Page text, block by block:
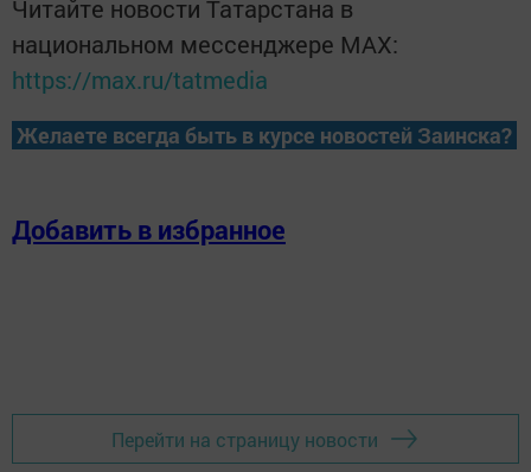
Читайте новости Татарстана в
национальном мессенджере MАХ:
https://max.ru/tatmedia
Желаете всегда быть в курсе новостей Заинска?
Добавить в избранное
Перейти на страницу новости